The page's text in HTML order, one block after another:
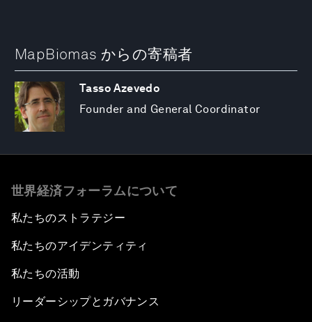
MapBiomas からの寄稿者
Tasso Azevedo
Founder and General Coordinator
世界経済フォーラムについて
私たちのストラテジー
私たちのアイデンティティ
私たちの活動
リーダーシップとガバナンス